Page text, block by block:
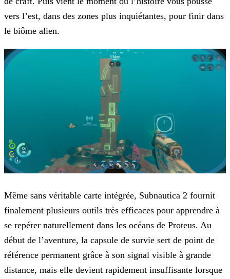
vers l’est, dans des zones plus inquiétantes, pour finir dans
le biôme alien.
Même sans véritable carte intégrée, Subnautica 2 fournit
finalement plusieurs outils très efficaces pour apprendre à
se repérer naturellement dans les océans de Proteus. Au
début de l’aventure, la capsule de survie sert de point de
référence permanent grâce à son signal visible à grande
distance, mais elle devient rapidement insuffisante lorsque